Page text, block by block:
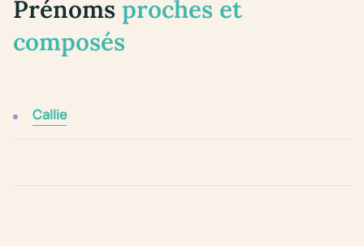
Prénoms proches et
composés
Callie